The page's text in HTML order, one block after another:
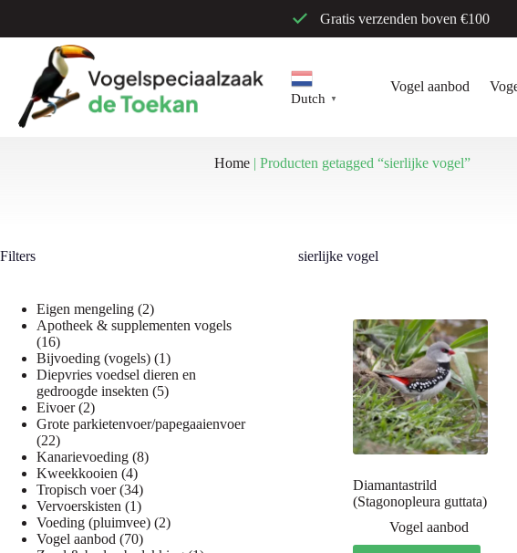
de
Gratis verzenden boven €100
Dutch ▼
Vogel aanbod
Home |Producten getagged “sierlijke vogel”
sierlijke vogel
Diamantastrild
(Stagonopleura guttata)
Vogel aanbod
Filters
Eigen mengeling 22
producten
Apotheek & supplementen vogels
1616
producten
Bijvoeding (vogels) 11
product
Diepvries voedsel dieren en
gedroogde insekten
55
Eivoer 22
producten
Grote parkietenvoer/papegaaienvoer
2222
producten
Kanarievoeding 88
Kweekkooien 44
producten
Tropisch voer 3434
producten
Vervoerskisten 11
product
Voeding (pluimvee) 22
Vogel aanbod 7070